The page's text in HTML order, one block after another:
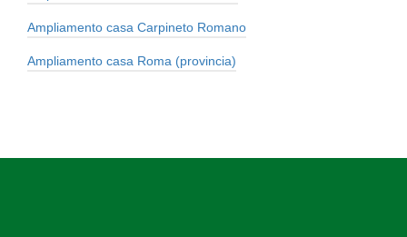
Ampliamento casa Carpineto Romano
Ampliamento casa Roma (provincia)